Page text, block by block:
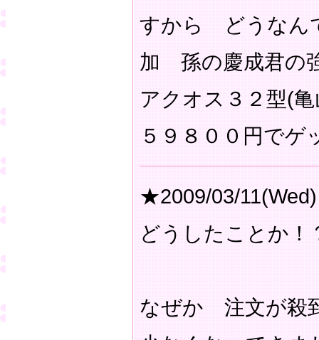
すから どうなん
加 孫の慶成君
アクオス３２型(
５９８００円で
★2009/03/11(Wed)
どうしたことか！
なぜか 注文が殺